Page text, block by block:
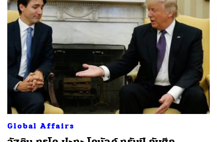
Global Affairs